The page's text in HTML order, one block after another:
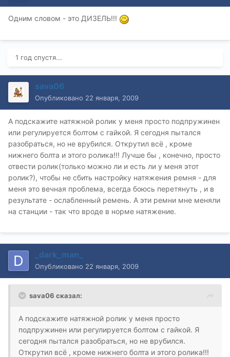
Одним словом - это ДИЗЕЛЬ!!!
1 год спустя...
sava06
Опубликовано 22 января, 2009
А подскажите натяжной ролик у меня просто подпружинен
или регулируется болтом с гайкой. Я сегодня пытался
разобраться, но не врубился. Открутил всё , кроме
нижнего болта и этого ролика!!! Лучше бы , конечно, просто
отвести ролик(только можно ли и есть ли у меня этот
ролик?), чтобы не сбить настройку натяжения ремня - для
меня это вечная проблема, всегда боюсь перетянуть , и в
результате - ослабленный ремень. А эти ремни мне меняли
на станции - так что вроде в норме натяжение.
_dark_man_
Опубликовано 22 января, 2009
sava06 сказал:
А подскажите натяжной ролик у меня просто
подпружинен или регулируется болтом с гайкой. Я
сегодня пытался разобраться, но не врубился.
Открутил всё , кроме нижнего болта и этого ролика!!!